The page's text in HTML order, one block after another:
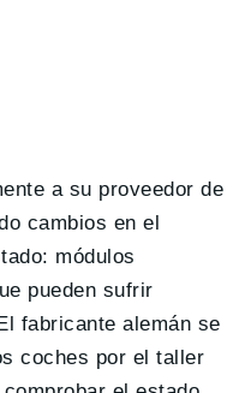
a su proveedor de
cambios en el
módulos
pueden sufrir
fabricante alemán se
coches por el taller